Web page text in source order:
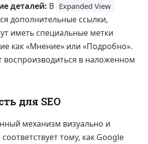
деталей: В Expanded View
дополнительные ссылки,
иметь специальные метки
как «Мнение» или «Подробно».
воспроизводиться в наложенном
для SEO
механизм визуально и
тому, как Google